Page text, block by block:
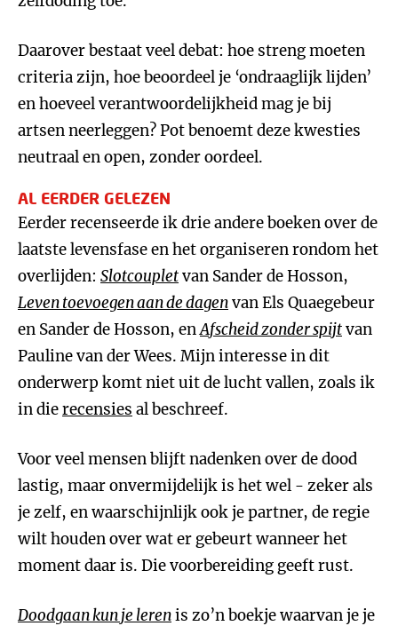
Daarover bestaat veel debat: hoe streng moeten
criteria zijn, hoe beoordeel je ‘ondraaglijk lijden’
en hoeveel verantwoordelijkheid mag je bij
artsen neerleggen? Pot benoemt deze kwesties
neutraal en open, zonder oordeel.
AL EERDER GELEZEN
Eerder recenseerde ik drie andere boeken over de
laatste levensfase en het organiseren rondom het
overlijden: Slotcoupletvan Sander de Hosson,
Leven toevoegen aan de dagenvan Els Quaegebeur
en Sander de Hosson, enAfscheid zonder spijtvan
Pauline van der Wees. Mijn interesse in dit
onderwerp komt niet uit de lucht vallen, zoals ik
in dierecensies al beschreef.
Voor veel mensen blijft nadenken over de dood
lastig, maar onvermijdelijk is het wel - zeker als
je zelf, en waarschijnlijk ook je partner, de regie
wilt houden over wat er gebeurt wanneer het
moment daar is. Die voorbereiding geeft rust.
Doodgaan kun je lerenis zo’n boekje waarvan je je